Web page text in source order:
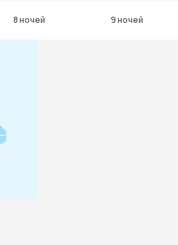
8 ночей 9 ночей